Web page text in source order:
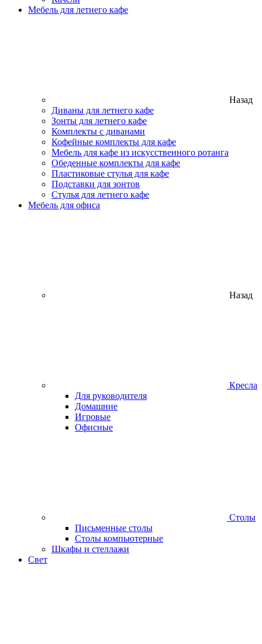
Мебель для летнего кафе
Назад
Диваны для летнего кафе
Зонты для летнего кафе
Комплекты с диванами
Кофейные комплекты для кафе
Мебель для кафе из искусственного ротанга
Обеденные комплекты для кафе
Пластиковые стулья для кафе
Подставки для зонтов
Стулья для летнего кафе
Мебель для офиса
Назад
Кресла
Для руководителя
Домашние
Игровые
Офисные
Столы
Письменные столы
Столы компьютерные
Шкафы и стеллажи
Свет